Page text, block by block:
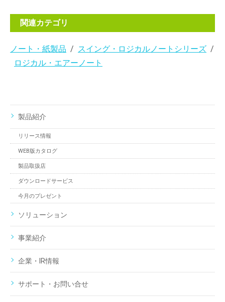
関連カテゴリ
ノート・紙製品
スイング・ロジカルノートシリーズ
ロジカル・エアーノート
製品紹介
リリース情報
WEB版カタログ
製品取扱店
ダウンロードサービス
今月のプレゼント
ソリューション
事業紹介
企業・IR情報
サポート・お問い合せ